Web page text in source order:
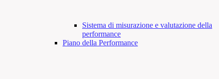
Sistema di misurazione e valutazione della
performance
Piano della Performance